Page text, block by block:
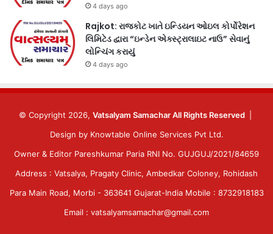
4 days ago
Rajkot: રાજકોટ ખાતે ઇન્ડિયન ઓઇલ કોર્પોરેશન
લિમિટેડ દ્વારા “ઇન્ડેન એક્સ્ટ્રાલાઇટ નાઉ” સેવાનું
લોન્ચિંગ કરાયું
4 days ago
© Copyright 2026, Vatsalyam Samachar All Rights Reserved
Design by Knowtable Online Services Pvt Ltd.
Owner & Editor Pareshkumar Paria RNI No. GUJGUJ/2021/84659
Address : Vatsalya, Pragaty Clinic, Ambedkar Coloney, Rohidash
Para Main Road, Morbi - 363641 Gujarat-India Mobile : 8732918183
Email : vatsalyamsamachar@gmail.com